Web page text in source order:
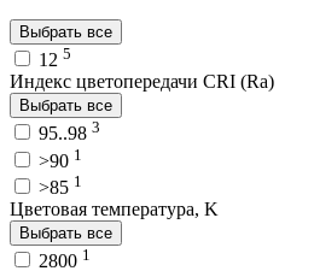
Выбрать все
12 5
Индекс цветопередачи CRI (Ra)
Выбрать все
95..98 3
>90 1
>85 1
Цветовая температура, K
Выбрать все
2800 1